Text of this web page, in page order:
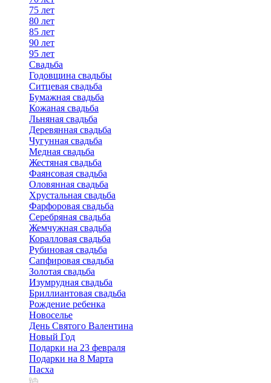
75 лет
80 лет
85 лет
90 лет
95 лет
Свадьба
Годовщина свадьбы
Ситцевая свадьба
Бумажная свадьба
Кожаная свадьба
Льняная свадьба
Деревянная свадьба
Чугунная свадьба
Медная свадьба
Жестяная свадьба
Фаянсовая свадьба
Оловянная свадьба
Хрустальная свадьба
Фарфоровая свадьба
Серебряная свадьба
Жемчужная свадьба
Коралловая свадьба
Рубиновая свадьба
Сапфировая свадьба
Золотая свадьба
Изумрудная свадьба
Бриллиантовая свадьба
Рождение ребенка
Новоселье
День Святого Валентина
Новый Год
Подарки на 23 февраля
Подарки на 8 Марта
Пасха